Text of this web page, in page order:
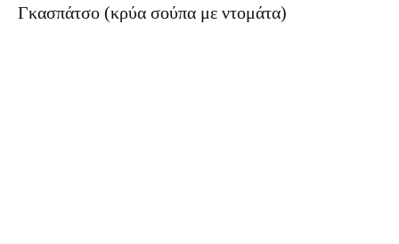
Γκασπάτσο (κρύα σούπα με ντομάτα)